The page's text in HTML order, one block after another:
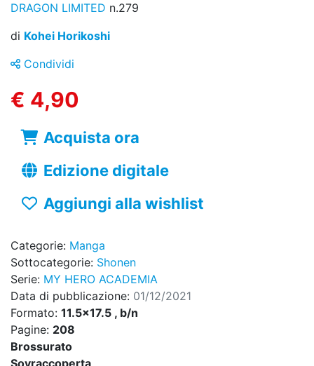
DRAGON LIMITED n.279
di Kohei Horikoshi
Condividi
€ 4,90
Acquista ora
Edizione digitale
Aggiungi alla wishlist
Categorie: Manga
Sottocategorie: Shonen
Serie: MY HERO ACADEMIA
Data di pubblicazione: 01/12/2021
Formato: 11.5x17.5 , b/n
Pagine: 208
Brossurato